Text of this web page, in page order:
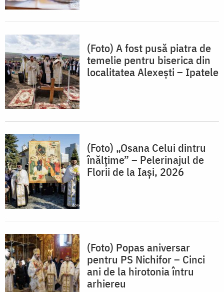
(Foto) A fost pusă piatra de
temelie pentru biserica din
localitatea Alexești – Ipatele
(Foto) „Osana Celui dintru
înălțime” – Pelerinajul de
Florii de la Iași, 2026
(Foto) Popas aniversar
pentru PS Nichifor – Cinci
ani de la hirotonia întru
arhiereu